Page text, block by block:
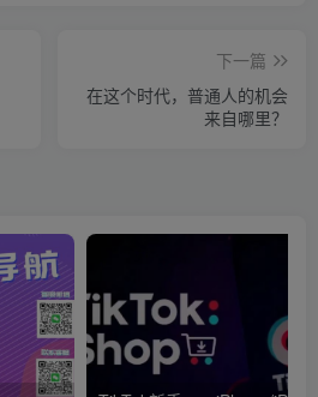
就对于大多数普通人来说，还真不
大师“了！
有道理，随便拎出来一句话，你
对普通人就真的有用？
下一篇
在这个时代，普通人的机会
来自哪里？